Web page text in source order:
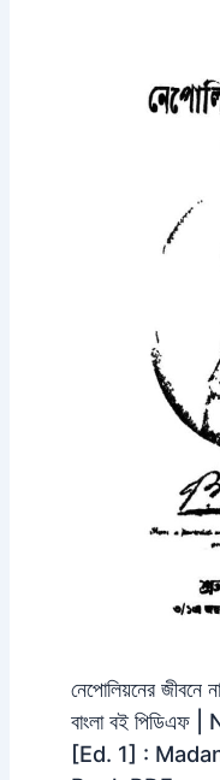
নেপোলিয়নের
বাংলা বই
[Ed. 1] :